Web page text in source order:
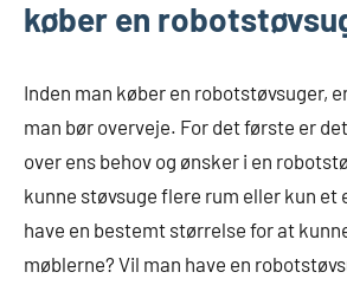
køber en
Inden man køber en robotstøvsuger,
man bør overveje. For det første er
over ens behov og ønsker i en
kunne støvsuge flere rum eller kun et
have en bestemt størrelse for at
møblerne? Vil man have en